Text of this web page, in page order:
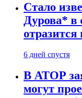
Стало
Дурова* в
отразится
6 дней спустя
В АТОР
могут